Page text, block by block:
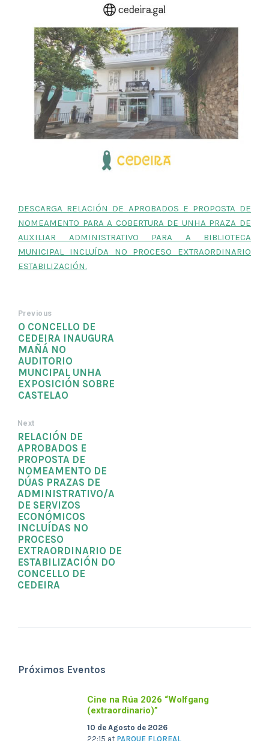
DESCARGA RELACIÓN DE APROBADOS E PROPOSTA DE
NOMEAMENTO PARA A COBERTURA DE UNHA PRAZA DE
AUXILIAR ADMINISTRATIVO PARA A BIBLIOTECA
MUNICIPAL INCLUÍDA NO PROCESO EXTRAORDINARIO
ESTABILIZACIÓN.
Previous
O CONCELLO DE
CEDEIRA INAUGURA
MAÑÁ NO
AUDITORIO
MUNCIPAL UNHA
EXPOSICIÓN SOBRE
CASTELAO
Next
RELACIÓN DE
APROBADOS E
PROPOSTA DE
NOMEAMENTO DE
DÚAS PRAZAS DE
ADMINISTRATIVO/A
DE SERVIZOS
ECONÓMICOS
INCLUÍDAS NO
PROCESO
EXTRAORDINARIO DE
ESTABILIZACIÓN DO
CONCELLO DE
CEDEIRA
Próximos Eventos
Cine na Rúa 2026 “Wolfgang
(extraordinario)”
10 de Agosto de 2026
22:15 at PARQUE FLOREAL